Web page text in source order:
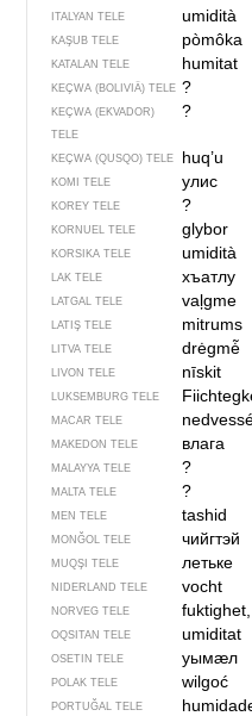
ITALYAN TELE umidità
KAŞUB TELE pòmôka
KATALAN TELE humitat
KEÇWA (BOLIVIÄ) TELE ?
KEÇWA (EKVADOR)
TELE
?
KEÇWA (QUSQO) TELE huq’u
KOMI TELE улис
KOREY TELE ?
KORNUEL TELE glybor
KORSIKA TELE umidità
LAK TELE хъатлу
LATGAL TELE vaļgme
LATIŞ TELE mitrums
LITVA TELE drėgmė̃
LIVON TELE nīskit
LUKSEMBURG TELE
MACAR TELE
MAKEDON TELE влага
MALAYYA TELE ?
MALTA TELE ?
MEN TELE tashid
MONĞOL TELE чийгтэй
MUQŞI TELE летьке
NIDERLAND TELE vocht
NORVEG TELE
OQSITAN TELE umiditat
OSETIN TELE уымӕл
POLAK TELE wilgoć
PORTUĞAL TELE